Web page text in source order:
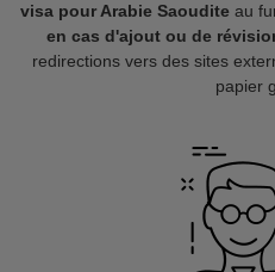
visa pour Arabie Saoudite au
en cas d'ajout ou de
redirections vers des sites
papier